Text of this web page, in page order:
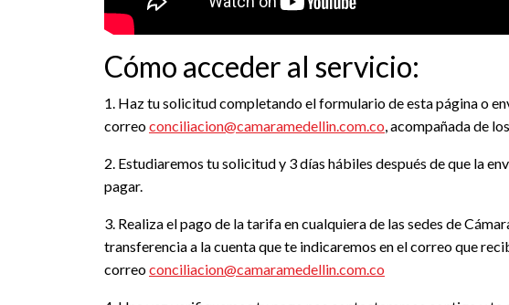
Cómo acceder al servicio:
1. Haz tu solicitud completando el formulario de esta página o
correoconciliacion@camaramedellin.com.co , acompañada de
2. Estudiaremos tu solicitud y 3 días hábiles después de que la
pagar.
3. Realiza el pago de la tarifa en cualquiera de las sedes de
transferencia a la cuenta que te indicaremos en el correo que
correoconciliacion@camaramedellin.com.co